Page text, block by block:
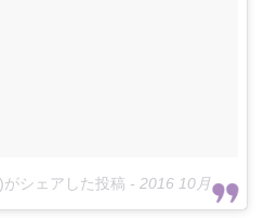
シェアした投稿 - 2016 10月 8 4:09午前 PDT